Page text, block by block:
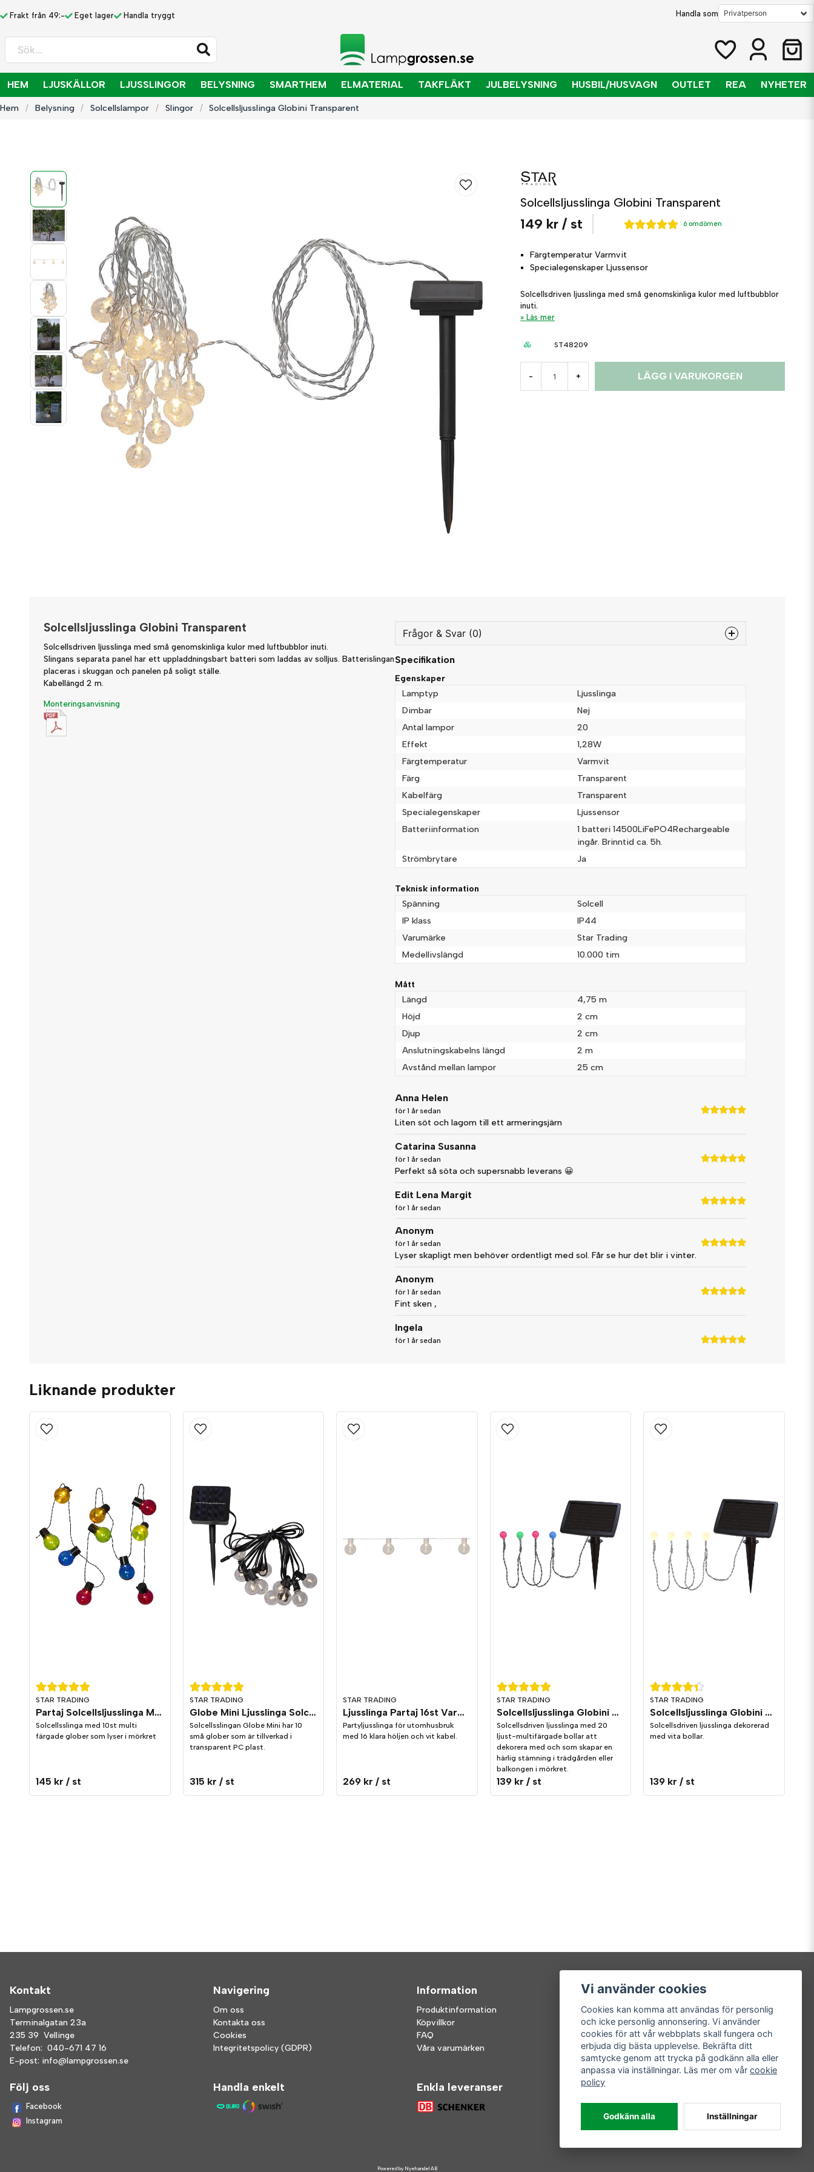
Frakt från 49:- Eget lager Handla tryggt Handla som
Sök...
HEM LJUSKÄLLOR LJUSSLINGOR BELYSNING SMARTHEM ELMATERIAL TAKFLÄKT JULBELYSNING HUSBIL/HUSVAGN OUTLET REA NYHETER
Hem Belysning Solcellslampor Slingor Solcellsljusslinga Globini Transparent
Solcellsljusslinga Globini Transparent
149 kr / st 6 omdömen
FärgtemperaturVarmvit
SpecialegenskaperLjussensor
Solcellsdriven ljusslinga med små genomskinliga kulor med luftbubblor
inuti.
Läs mer
ST48209
- + LÄGG I VARUKORGEN
Solcellsljusslinga Globini Transparent
Solcellsdriven ljusslinga med små genomskinliga kulor med luftbubblor inuti.
Slingans separata panel har ett uppladdningsbart batteri som laddas av solljus. Batterislingan
placeras i skuggan och panelen på soligt ställe.
Kabellängd 2 m.
Monteringsanvisning
Frågor & Svar (0)
question
name
Namn email
Mejladress
Skicka fråga
Specifikation
Egenskaper
Lamptyp
Ljusslinga
Dimbar
Nej
Antal lampor
20
Effekt
1,28W
Färgtemperatur
Varmvit
Färg
Transparent
Kabelfärg
Transparent
Specialegenskaper
Ljussensor
Batteriinformation
1 batteri 14500LiFePO4Rechargeable
ingår. Brinntid ca. 5h.
Strömbrytare
Ja
Teknisk information
Spänning
Solcell
IP klass
IP44
Varumärke
Star Trading
Medellivslängd
10.000 tim
Mått
Längd
4,75 m
Höjd
2 cm
Djup
2 cm
Anslutningskabelns längd
2 m
Avstånd mellan lampor
25 cm
Anna Helen
för 1 år sedan
Liten söt och lagom till ett armeringsjärn
Catarina Susanna
för 1 år sedan
Perfekt så söta och supersnabb leverans 😀
Edit Lena Margit
för 1 år sedan
Anonym
för 1 år sedan
Lyser skapligt men behöver ordentligt med sol. Får se hur det blir i vinter.
Anonym
för 1 år sedan
Fint sken ,
Ingela
för 1 år sedan
Liknande produkter
STAR TRADING
Partaj Solcellsljusslinga Multi
Solcellsslinga med 10st multi
färgade glober som lyser i mörkret
145 kr / st
STAR TRADING
Globe Mini Ljusslinga Solcell 10st
Solcellsslingan Globe Mini har 10
små glober som är tillverkad i
transparent PC plast.
315 kr / st
STAR TRADING
Ljusslinga Partaj 16st Varmvit med Vit kabel
Partyljusslinga för utomhusbruk
med 16 klara höljen och vit kabel.
269 kr / st
STAR TRADING
Solcellsljusslinga Globini Multi
Solcellsdriven ljusslinga med 20
ljust-multifärgade bollar att
dekorera med och som skapar en
härlig stämning i trädgården eller
balkongen i mörkret.
139 kr / st
STAR TRADING
Solcellsljusslinga Globini Vit
Solcellsdriven ljusslinga dekorerad
med vita bollar.
139 kr / st
Kontakt
Lampgrossen.se
Terminalgatan 23a
235 39 Vellinge
Telefon: 040-671 47 16
E-post: info@lampgrossen.se
Navigering
Om oss
Kontakta oss
Cookies
Integritetspolicy (GDPR)
Information
Produktinformation
Köpvillkor
FAQ
Våra varumärken
Mitt konto
Logga in
Registrera dig
Glömt lösenord?
Följ oss
Facebook
Instagram
Handla enkelt Enkla leveranser
Powered by Nyehandel AB
Vi använder cookies
Cookies kan komma att användas för personlig
och icke personlig annonsering. Vi använder
cookies för att vår webbplats skall fungera och
erbjuda dig bästa upplevelse. Bekräfta ditt
samtycke genom att trycka på godkänn alla eller
anpassa via inställningar. Läs mer om vårcookie
policy
Godkänn alla Inställningar